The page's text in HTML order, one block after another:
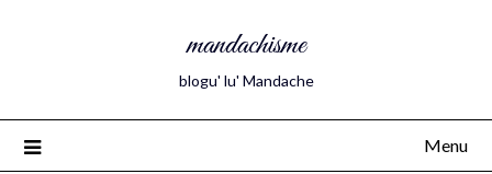
mandachisme
blogu' lu' Mandache
Menu